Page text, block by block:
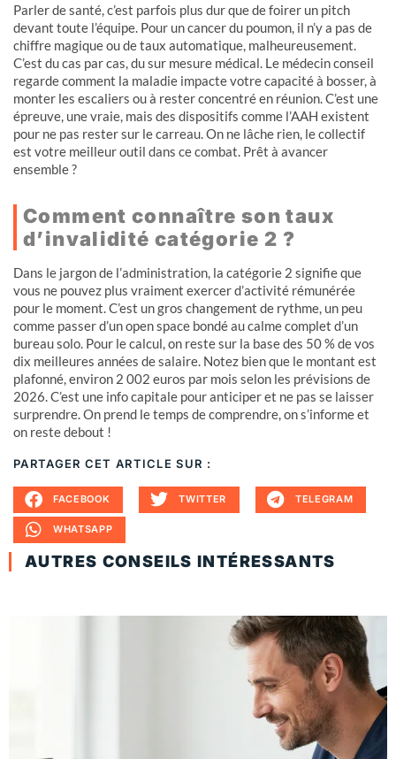
Parler de santé, c’est parfois plus dur que de foirer un pitch
devant toute l’équipe. Pour un cancer du poumon, il n’y a pas de
chiffre magique ou de taux automatique, malheureusement.
C’est du cas par cas, du sur mesure médical. Le médecin conseil
regarde comment la maladie impacte votre capacité à bosser, à
monter les escaliers ou à rester concentré en réunion. C’est une
épreuve, une vraie, mais des dispositifs comme l’AAH existent
pour ne pas rester sur le carreau. On ne lâche rien, le collectif
est votre meilleur outil dans ce combat. Prêt à avancer
ensemble ?
Comment connaître son taux
d’invalidité catégorie 2 ?
Dans le jargon de l’administration, la catégorie 2 signifie que
vous ne pouvez plus vraiment exercer d’activité rémunérée
pour le moment. C’est un gros changement de rythme, un peu
comme passer d’un open space bondé au calme complet d’un
bureau solo. Pour le calcul, on reste sur la base des 50 % de vos
dix meilleures années de salaire. Notez bien que le montant est
plafonné, environ 2 002 euros par mois selon les prévisions de
2026. C’est une info capitale pour anticiper et ne pas se laisser
surprendre. On prend le temps de comprendre, on s’informe et
on reste debout !
PARTAGER CET ARTICLE SUR :
FACEBOOK TWITTER TELEGRAM
WHATSAPP
AUTRES CONSEILS INTÉRESSANTS